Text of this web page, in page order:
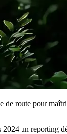
de route pour
un reporting